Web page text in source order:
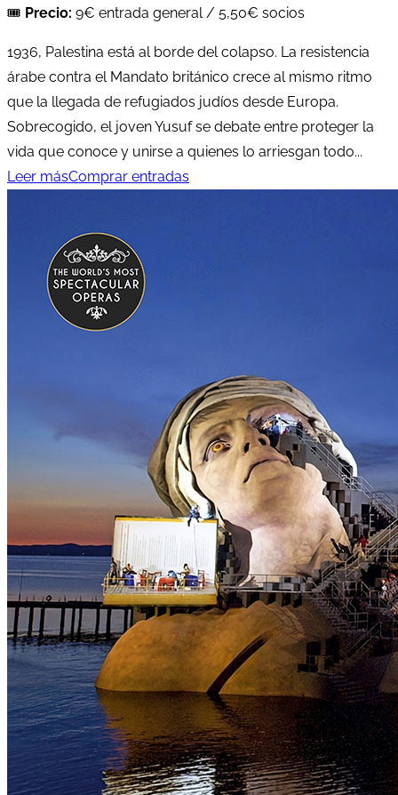
🎟️ Precio: 9€ entrada general / 5,50€ socios
1936, Palestina está al borde del colapso. La resistencia
árabe contra el Mandato británico crece al mismo ritmo
que la llegada de refugiados judíos desde Europa.
Sobrecogido, el joven Yusuf se debate entre proteger la
vida que conoce y unirse a quienes lo arriesgan todo...
Leer másComprar entradas